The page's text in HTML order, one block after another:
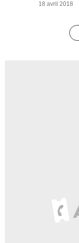
18 avril 2018